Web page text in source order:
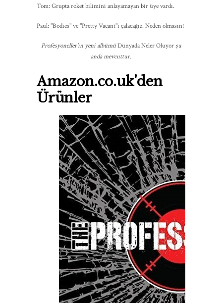
Tom: Grupta roket bilimini anlayamayan bir üye vardı.
Paul: "Bodies" ve "Pretty Vacant"ı çalacağız. Neden olmasın!
Profesyoneller'ın yeni albümüDünyada Neler Oluyorşu
anda mevcuttur.
Amazon.co.uk'den
Ürünler